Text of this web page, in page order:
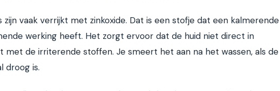
zijn vaak verrijkt met zinkoxide. Dat is een stofje dat een kalmerende
werking heeft. Het zorgt ervoor dat de huid niet direct in
met de irriterende stoffen. Je smeert het aan na het wassen, als de
droog is.